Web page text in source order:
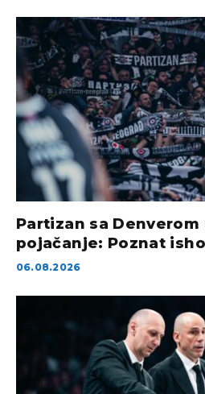
Partizan sa
pojačanje: Poznat
06.08.2026